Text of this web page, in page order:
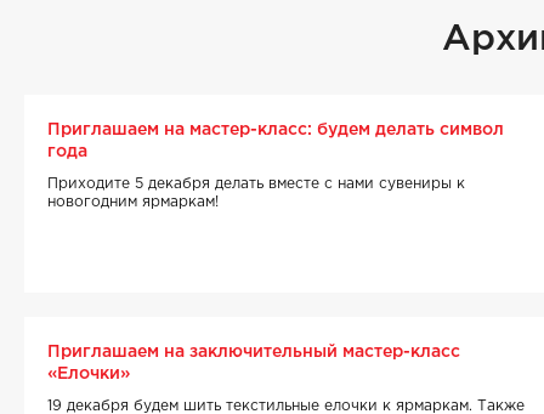
Приглашаем на мастер-класс: будем делать символ
года
Приходите 5 декабря делать вместе с нами сувениры к
новогодним ярмаркам!
Приглашаем на заключительный мастер-класс
«Елочки»
19 декабря будем шить текстильные елочки к ярмаркам. Также